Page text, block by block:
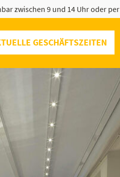
zwischen 9 und 14 Uhr oder per
GESCHÄFTSZEITEN